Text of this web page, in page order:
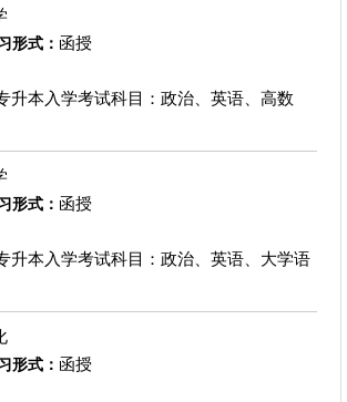
形式： 函授
升本入学考试科目：政治、英语、高数
形式： 函授
升本入学考试科目：政治、英语、大学语
形式： 函授